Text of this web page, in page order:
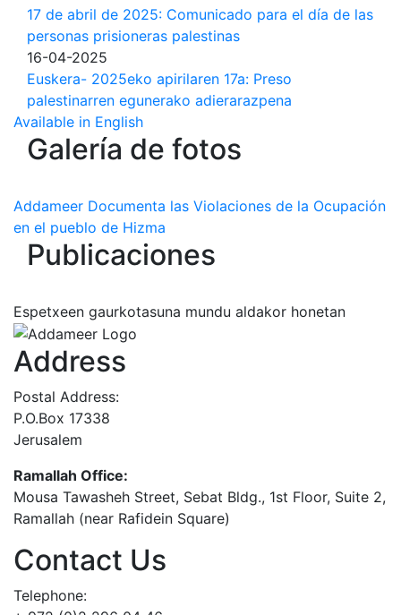
17 de abril de 2025: Comunicado para el día de las
personas prisioneras palestinas
16-04-2025
Euskera- 2025eko apirilaren 17a: Preso
palestinarren egunerako adierarazpena
Available in English
Galería de fotos
Addameer Documenta las Violaciones de la Ocupación
en el pueblo de Hizma
Publicaciones
Espetxeen gaurkotasuna mundu aldakor honetan
Address
Postal Address:
P.O.Box 17338
Jerusalem
Ramallah Office:
Mousa Tawasheh Street, Sebat Bldg., 1st Floor, Suite 2,
Ramallah (near Rafidein Square)
Contact Us
Telephone: